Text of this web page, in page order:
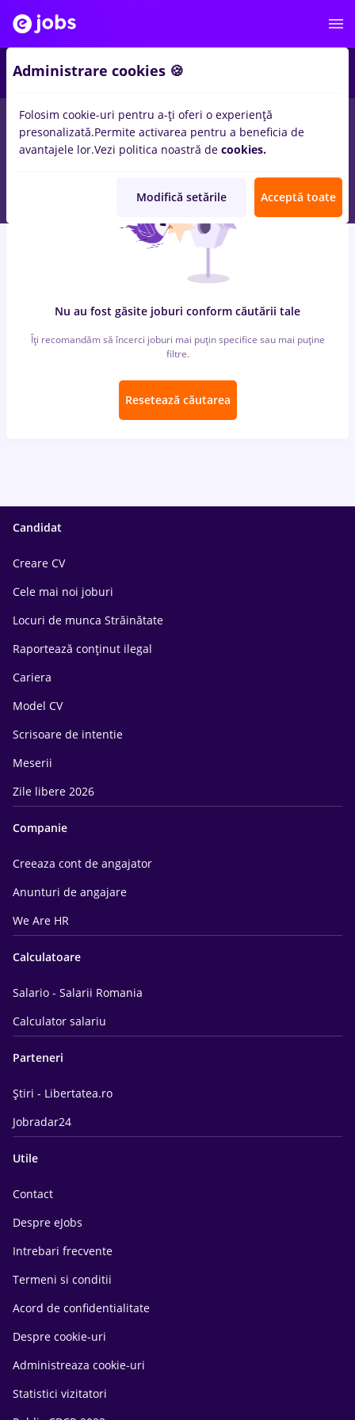
locuri de muncaFull time in TimisoarainConstructii /
Instalatii, IT / Telecom
Nu au fost găsite joburi conform căutării tale
Îți recomandăm să încerci joburi mai puțin specifice sau mai puține
filtre.
Resetează căutarea
Candidat
Creare CV
Cele mai noi joburi
Locuri de munca Străinătate
Raportează conținut ilegal
Cariera
Model CV
Scrisoare de intentie
Meserii
Zile libere 2026
Companie
Creeaza cont de angajator
Anunturi de angajare
We Are HR
Calculatoare
Salario - Salarii Romania
Calculator salariu
Parteneri
Știri - Libertatea.ro
Jobradar24
Utile
Contact
Despre eJobs
Intrebari frecvente
Termeni si conditii
Acord de confidentialitate
Despre cookie-uri
Administreaza cookie-uri
Statistici vizitatori
Administrare cookies 🍪
Folosim cookie-uri pentru a-ți oferi o experiență
presonalizată.Permite activarea pentru a beneficia de
avantajele lor.Vezi politica noastră de cookies.
Modifică setările Acceptă toate